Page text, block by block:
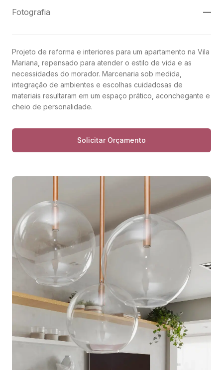
Fotografia
—
Projeto de reforma e interiores para um apartamento na Vila
Mariana, repensado para atender o estilo de vida e as
necessidades do morador. Marcenaria sob medida,
integração de ambientes e escolhas cuidadosas de
materiais resultaram em um espaço prático, aconchegante e
cheio de personalidade.
Solicitar Orçamento